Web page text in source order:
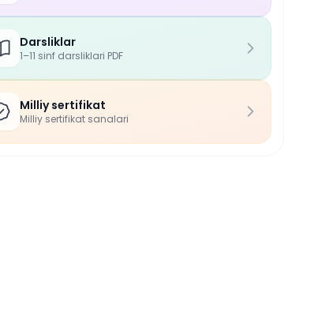
Darsliklar
1–11 sinf darsliklari PDF
Milliy sertifikat
Milliy sertifikat sanalari